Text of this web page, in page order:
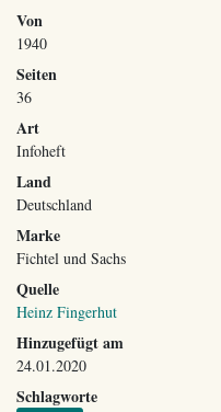
Von
1940
Seiten
36
Art
Infoheft
Land
Deutschland
Marke
Fichtel und Sachs
Quelle
Heinz Fingerhut
Hinzugefügt am
24.01.2020
Schlagworte